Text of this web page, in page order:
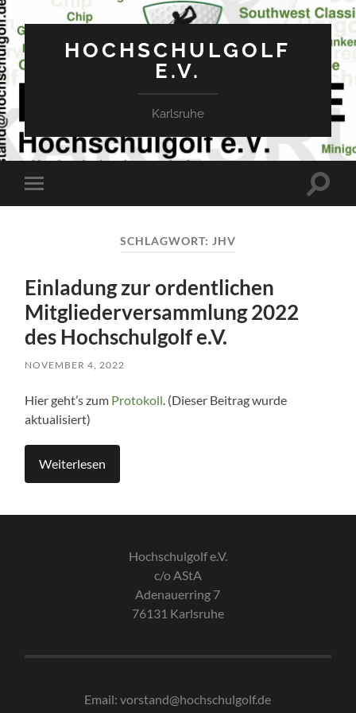
HOCHSCHULGOLF
E.V.
Karlsruhe
Mobile-
Menü
SCHLAGWORT: JHV
Einladung zur ordentlichen
Mitgliederversammlung 2022
des Hochschulgolf e.V.
NOVEMBER 4, 2022
Hier geht’s zum Protokoll. (Dieser Beitrag wurde
aktualisiert)
Weiterlesen
Hochschulgolf e.V.
c/o AStA
Adenauerring 7
76131 Karlsruhe
Email: vorstand@hochschulgolf.de